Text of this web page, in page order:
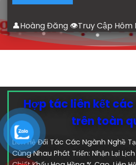
👤Hoàng Đăng 👁Truy Cập Hôm
Hợp tác liên kết các
trên toàn
Liên Hệ Đối Tác Các Ngành Nghề
Cùng Nhau Phát Triển: Nhận Lại